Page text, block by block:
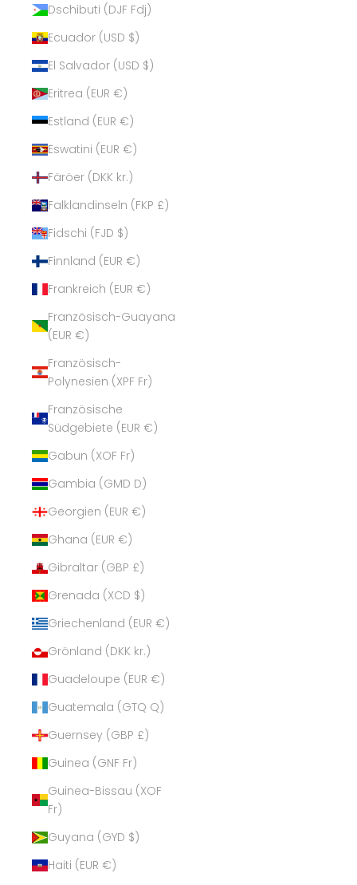
Dschibuti (DJF Fdj)
Ecuador (USD $)
El Salvador (USD $)
Eritrea (EUR €)
Estland (EUR €)
Eswatini (EUR €)
Färöer (DKK kr.)
Falklandinseln (FKP £)
Fidschi (FJD $)
Finnland (EUR €)
Frankreich (EUR €)
Französisch-Guayana
(EUR €)
Französisch-
Polynesien (XPF Fr)
Französische
Südgebiete (EUR €)
Gabun (XOF Fr)
Gambia (GMD D)
Georgien (EUR €)
Ghana (EUR €)
Gibraltar (GBP £)
Grenada (XCD $)
Griechenland (EUR €)
Grönland (DKK kr.)
Guadeloupe (EUR €)
Guatemala (GTQ Q)
Guernsey (GBP £)
Guinea (GNF Fr)
Guinea-Bissau (XOF
Fr)
Guyana (GYD $)
Haiti (EUR €)